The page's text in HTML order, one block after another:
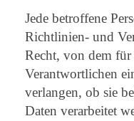
Jede betroffene
Richtlinien- und
Recht, von dem
Verantwortlichen
verlangen, ob sie
Daten verarbeitet